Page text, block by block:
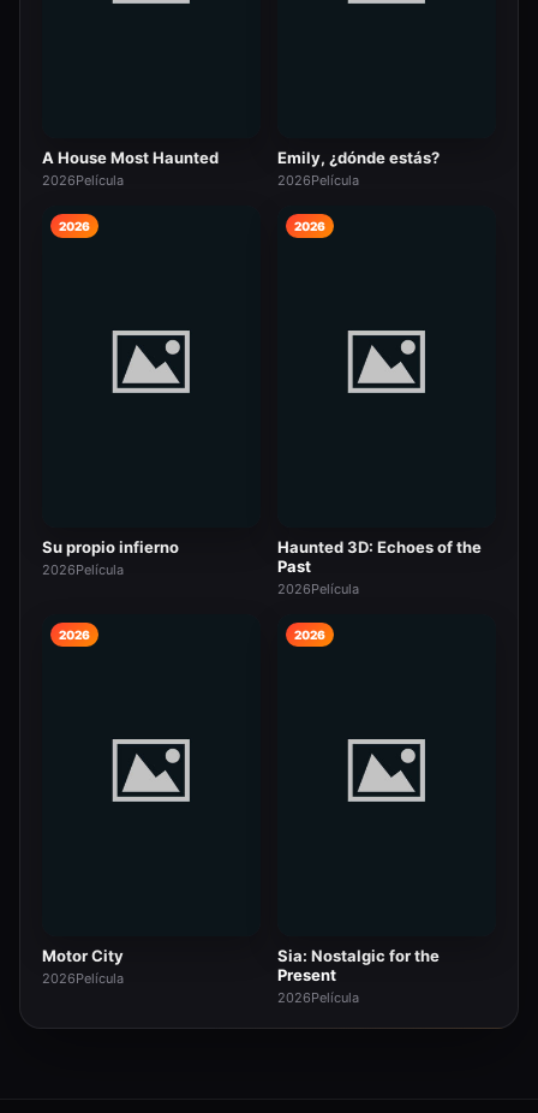
A House Most Haunted
2026Película
Emily, ¿dónde estás?
2026Película
2026
Su propio infierno
2026Película
2026
Haunted 3D: Echoes of the
Past
2026Película
2026
Motor City
2026Película
2026
Sia: Nostalgic for the
Present
2026Película